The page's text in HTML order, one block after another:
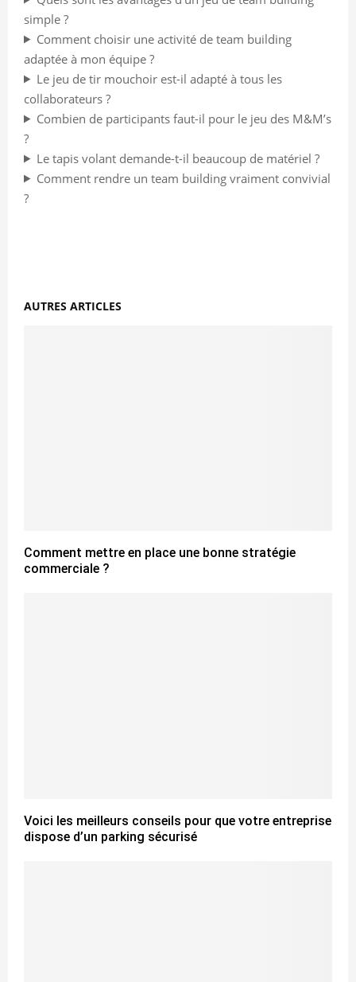
simple ?
Comment choisir une activité de team building
adaptée à mon équipe ?
Le jeu de tir mouchoir est-il adapté à tous les
collaborateurs ?
Combien de participants faut-il pour le jeu des M&M’s
?
Le tapis volant demande-t-il beaucoup de matériel ?
Comment rendre un team building vraiment convivial
?
AUTRES ARTICLES
Comment mettre en place une bonne stratégie
commerciale ?
Voici les meilleurs conseils pour que votre entreprise
dispose d’un parking sécurisé